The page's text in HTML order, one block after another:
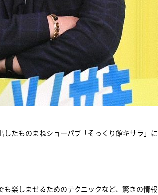
したものまねショーパブ「そっくり館キサラ」に
楽しませるためのテクニックなど、驚きの情報